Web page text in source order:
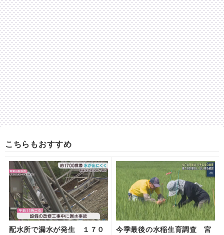
こちらもおすすめ
配水所で漏水が発生 １７０
今季最後の水稲生育調査 宮